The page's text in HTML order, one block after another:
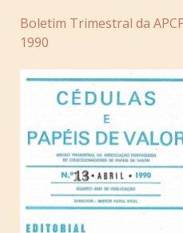
Boletim Trimestral da
1990